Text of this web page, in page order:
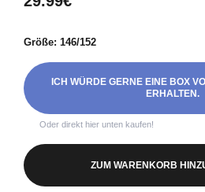
Größe: 146/152
ICH WÜRDE GERNE EINE BOX
ERHALTEN.
Oder direkt hier unten kaufen!
ZUM WARENKORB